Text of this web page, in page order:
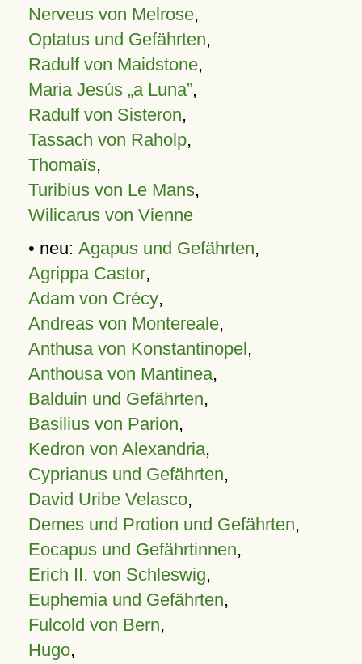
Nerveus von Melrose,
Optatus und Gefährten,
Radulf von Maidstone,
Maria Jesús „a Luna”,
Radulf von Sisteron,
Tassach von Raholp,
Thomaïs,
Turibius von Le Mans,
Wilicarus von Vienne
• neu: Agapus und Gefährten,
Agrippa Castor,
Adam von Crécy,
Andreas von Montereale,
Anthusa von Konstantinopel,
Anthousa von Mantinea,
Balduin und Gefährten,
Basilius von Parion,
Kedron von Alexandria,
Cyprianus und Gefährten,
David Uribe Velasco,
Demes und Protion und Gefährten,
Eocapus und Gefährtinnen,
Erich II. von Schleswig,
Euphemia und Gefährten,
Fulcold von Bern,
Hugo,